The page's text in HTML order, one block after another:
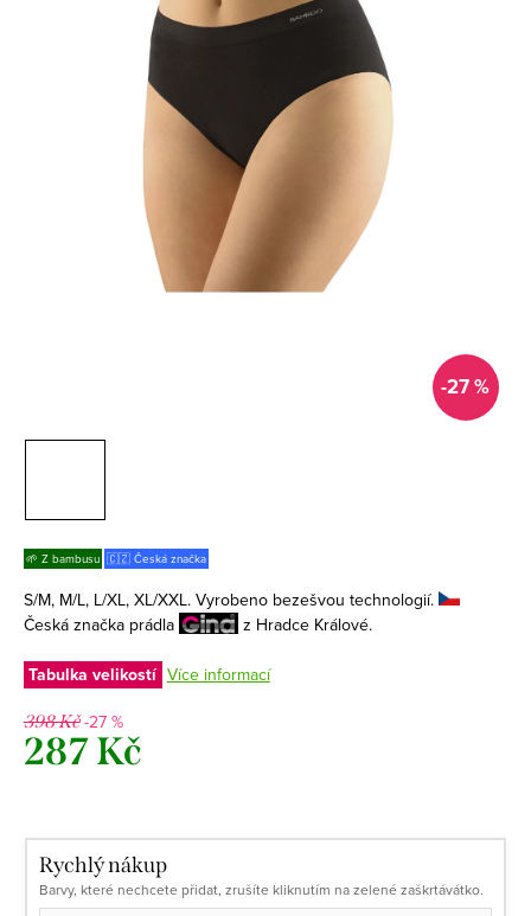
-27 %
🌱 Z bambusu 🇨🇿 Česká značka
S/M, M/L, L/XL, XL/XXL. Vyrobeno bezešvou technologií.
Česká značka prádla
z Hradce Králové.
Tabulka velikostí Více informací
398 Kč-27 %
287 Kč
Rychlý nákup
Barvy, které nechcete přidat, zrušíte kliknutím na zelené zaškrtávátko.